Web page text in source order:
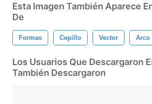
Esta Imagen También Aparece
De
Formas Cepillo Vector Arco
Los Usuarios Que Descargaron
También Descargaron